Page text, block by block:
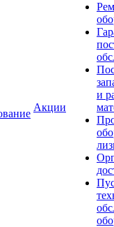
Акции
и